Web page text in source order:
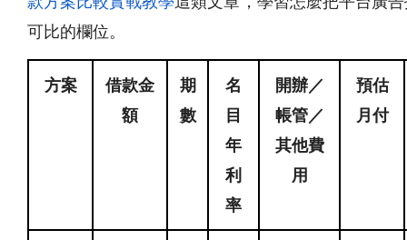
可比的欄位。
方案
借款金
額
期
數
名
目
年
利
率
開辦／
帳管／
其他費
用
預估
月付